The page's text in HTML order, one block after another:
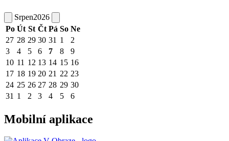
Srpen2026
Po Út St Čt Pá So Ne
27 28 29 30 31 1
2
3
4 5 6 7 8
9
10 11 12 13 14 15 16
17 18 19 20 21 22 23
24 25 26 27 28 29 30
31 1 2 3 4 5 6
Mobilní aplikace